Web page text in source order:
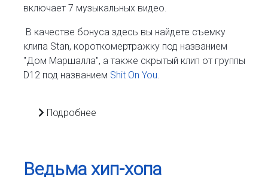
включает 7 музыкальных видео.
В качестве бонуса здесь вы найдете съемку
клипа Stan, короткомертражку под названием
"Дом Маршалла", а также скрытый клип от группы
D12 под названием Shit On You.
Подробнее
Ведьма хип-хопа